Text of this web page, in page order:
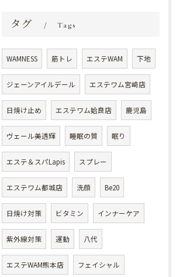
タグ Tags
WAMNESS 筋トレ エステWAM 下地
ジェーンアイルデール エステワム宮崎店
日焼け止め エステワム姶良店 鹿児島
ヴェール美透輝 睡眠の質 眠り
エステ＆スパLapis スプレー
エステワム都城店 洗顔 Be20
日焼け対策 ビタミン インナーケア
紫外線対策 運動 八代
エステWAM熊本店 フェイシャル